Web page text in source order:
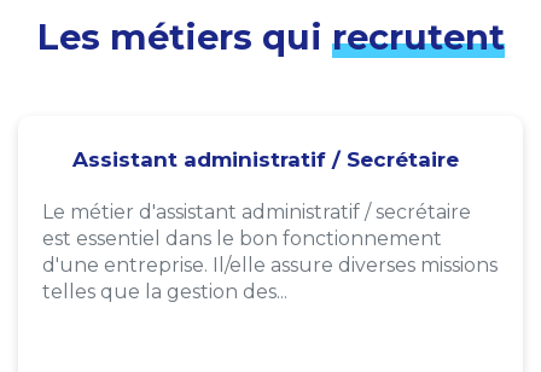
Les métiers qui recrutent
Assistant administratif / Secrétaire
Le métier d'assistant administratif / secrétaire
est essentiel dans le bon fonctionnement
d'une entreprise. Il/elle assure diverses missions
telles que la gestion des...